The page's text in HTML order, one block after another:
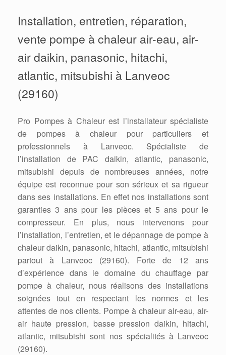
Installation, entretien, réparation,
vente pompe à chaleur air-eau, air-
air daikin, panasonic, hitachi,
atlantic, mitsubishi à Lanveoc
(29160)
Pro Pompes à Chaleur est l’installateur spécialiste
de pompes à chaleur pour particuliers et
professionnels à Lanveoc. Spécialiste de
l’installation de PAC daikin, atlantic, panasonic,
mitsubishi depuis de nombreuses années, notre
équipe est reconnue pour son sérieux et sa rigueur
dans ses installations. En effet nos installations sont
garanties 3 ans pour les pièces et 5 ans pour le
compresseur. En plus, nous intervenons pour
l’installation, l’entretien, et le dépannage de pompe à
chaleur daikin, panasonic, hitachi, atlantic, mitsubishi
partout à Lanveoc (29160). Forte de 12 ans
d’expérience dans le domaine du chauffage par
pompe à chaleur, nous réalisons des installations
soignées tout en respectant les normes et les
attentes de nos clients. Pompe à chaleur air-eau, air-
air haute pression, basse pression daikin, hitachi,
atlantic, mitsubishi sont nos spécialités à Lanveoc
(29160).